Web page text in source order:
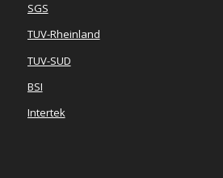
SGS
TUV-Rheinland
TUV-SUD
BSI
Intertek